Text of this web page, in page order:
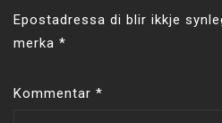
Epostadressa di blir ikkje
merka *
Kommentar *